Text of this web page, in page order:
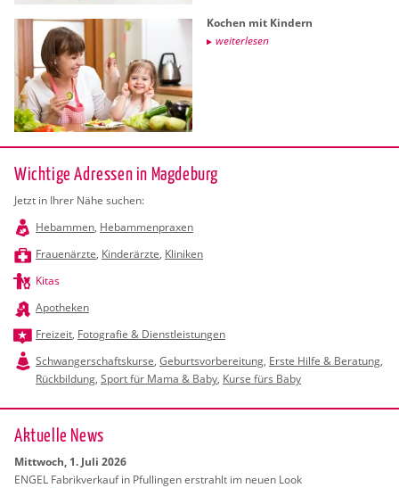
Ko­chen mit Kin­dern
wei­ter­le­sen
Wichtige Adressen in Magdeburg
Jetzt in Ihrer Nähe suchen:
Hebammen, Hebammenpraxen
Frauenärzte, Kinderärzte, Kliniken
Kitas
Apotheken
Freizeit, Fotografie & Dienstleistungen
Schwangerschaftskurse, Geburtsvorbereitung, Erste Hilfe & Beratung,
Rückbildung, Sport für Mama & Baby, Kurse fürs Baby
Ak­tu­el­le News
Mitt­woch, 1. Juli 2026
ENGEL Fa­brik­ver­kauf in Pful­lin­gen er­strahlt im neuen Look